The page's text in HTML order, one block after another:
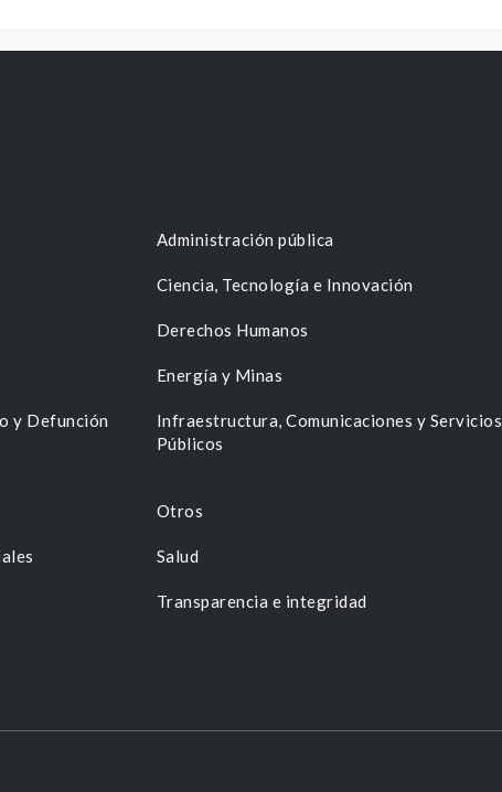
Administración pública
Ciencia, Tecnología e Innovación
Derechos Humanos
Energía y Minas
y Defunción
Infraestructura, Comunicaciones y Servicios
Públicos
Otros
Salud
Transparencia e integridad